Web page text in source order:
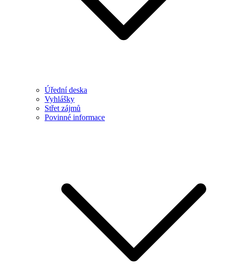
Úřední deska
Vyhlášky
Střet zájmů
Povinné informace